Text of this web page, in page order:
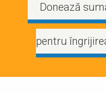
Donează
pentru